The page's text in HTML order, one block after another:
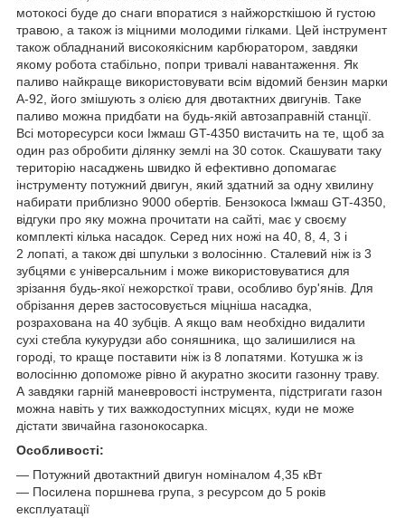
мотокосі буде до снаги впоратися з найжорсткішою й густою
травою, а також із міцними молодими гілками. Цей інструмент
також обладнаний високоякісним карбюратором, завдяки
якому робота стабільно, попри тривалі навантаження. Як
паливо найкраще використовувати всім відомий бензин марки
А-92, його змішують з олією для двотактних двигунів. Таке
паливо можна придбати на будь-якій автозаправній станції.
Всі моторесурси коси Іжмаш GT-4350 вистачить на те, щоб за
один раз обробити ділянку землі на 30 соток. Скашувати таку
територію насаджень швидко й ефективно допомагає
інструменту потужний двигун, який здатний за одну хвилину
набирати приблизно 9000 обертів. Бензокоса Іжмаш GT-4350,
відгуки про яку можна прочитати на сайті, має у своєму
комплекті кілька насадок. Серед них ножі на 40, 8, 4, 3 і
2 лопаті, а також дві шпульки з волосінню. Сталевий ніж із 3
зубцями є універсальним і може використовуватися для
зрізання будь-якої нежорсткої трави, особливо бур'янів. Для
обрізання дерев застосовується міцніша насадка,
розрахована на 40 зубців. А якщо вам необхідно видалити
сухі стебла кукурудзи або соняшника, що залишилися на
городі, то краще поставити ніж із 8 лопатями. Котушка ж із
волосінню допоможе рівно й акуратно зкосити газонну траву.
А завдяки гарній маневровості інструмента, підстригати газон
можна навіть у тих важкодоступних місцях, куди не може
дістати звичайна газонокосарка.
Особливості:
― Потужний двотактний двигун номіналом 4,35 кВт
― Посилена поршнева група, з ресурсом до 5 років
експлуатації